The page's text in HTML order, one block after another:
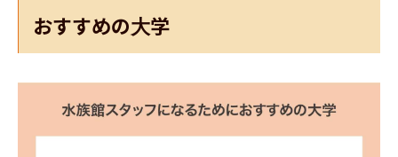
おすすめの大学